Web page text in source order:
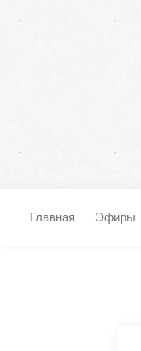
Главная Эфиры